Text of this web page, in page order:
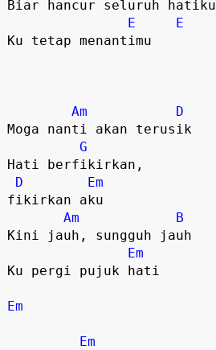
Biar hancur seluruh hatiku
E
E
Ku tetap menantimu
Am
D
Moga nanti akan terusik
G
Hati berfikirkan,
D
Em
fikirkan aku
Am
B
Kini jauh, sungguh jauh
Em
Ku pergi pujuk hati
Em
Em